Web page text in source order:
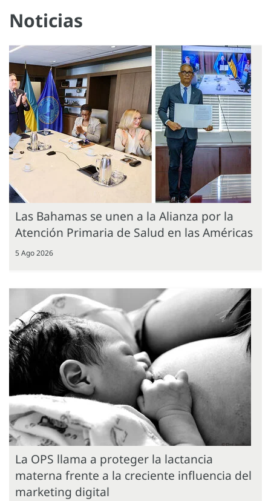
Noticias
Las Bahamas se unen a la Alianza por la
Atención Primaria de Salud en las Américas
5 Ago 2026
La OPS llama a proteger la lactancia
materna frente a la creciente influencia del
marketing digital